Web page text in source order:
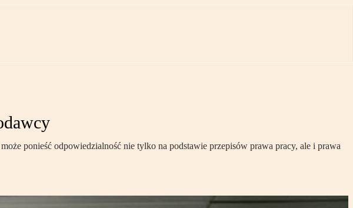
ponieść odpowiedzialność nie tylko na podstawie przepisów prawa pracy, ale i prawa